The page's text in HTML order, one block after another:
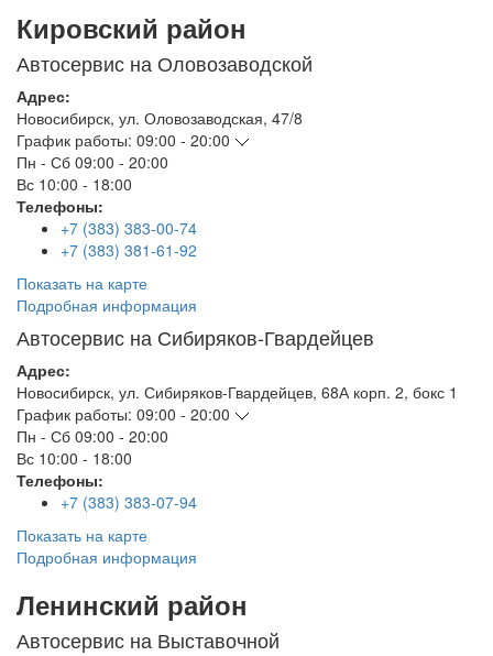
Кировский район
Автосервис на Оловозаводской
Адрес:
Новосибирск, ул. Оловозаводская, 47/8
График работы: 09:00 - 20:00
Пн - Сб 09:00 - 20:00
Вс 10:00 - 18:00
Телефоны:
+7 (383) 383-00-74
+7 (383) 381-61-92
Показать на карте
Подробная информация
Автосервис на Сибиряков-Гвардейцев
Адрес:
Новосибирск, ул. Сибиряков-Гвардейцев, 68А корп. 2, бокс 1
График работы: 09:00 - 20:00
Пн - Сб 09:00 - 20:00
Вс 10:00 - 18:00
Телефоны:
+7 (383) 383-07-94
Показать на карте
Подробная информация
Ленинский район
Автосервис на Выставочной